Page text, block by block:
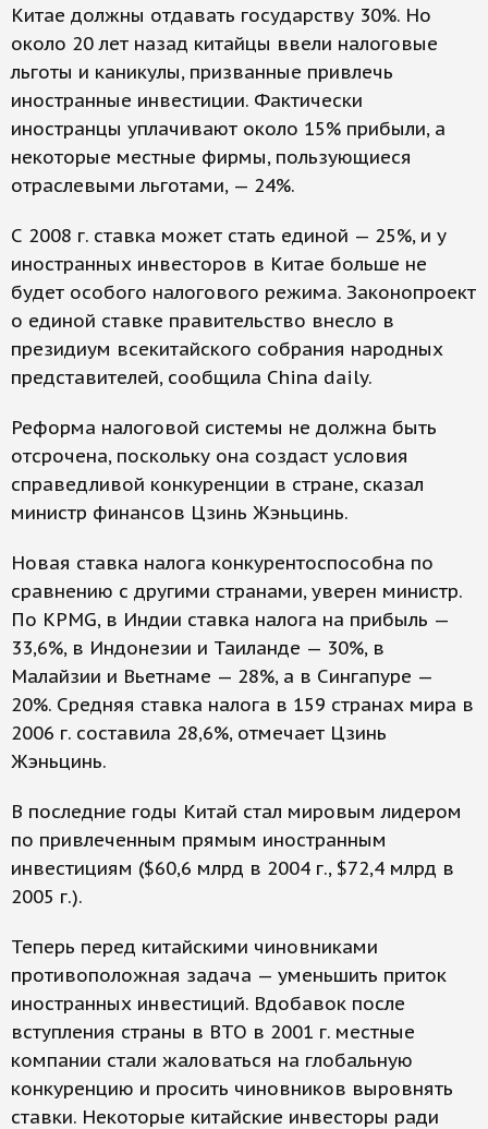
Китае должны отдавать государству 30%. Но
около 20 лет назад китайцы ввели налоговые
льготы и каникулы, призванные привлечь
иностранные инвестиции. Фактически
иностранцы уплачивают около 15% прибыли, а
некоторые местные фирмы, пользующиеся
отраслевыми льготами, — 24%.
С 2008 г. ставка может стать единой — 25%, и у
иностранных инвесторов в Китае больше не
будет особого налогового режима. Законопроект
о единой ставке правительство внесло в
президиум всекитайского собрания народных
представителей, сообщила China daily.
Реформа налоговой системы не должна быть
отсрочена, поскольку она создаст условия
справедливой конкуренции в стране, сказал
министр финансов Цзинь Жэньцинь.
Новая ставка налога конкурентоспособна по
сравнению с другими странами, уверен министр.
По KPMG, в Индии ставка налога на прибыль —
33,6%, в Индонезии и Таиланде — 30%, в
Малайзии и Вьетнаме — 28%, а в Сингапуре —
20%. Средняя ставка налога в 159 странах мира в
2006 г. составила 28,6%, отмечает Цзинь
Жэньцинь.
В последние годы Китай стал мировым лидером
по привлеченным прямым иностранным
инвестициям ($60,6 млрд в 2004 г., $72,4 млрд в
2005 г.).
Теперь перед китайскими чиновниками
противоположная задача — уменьшить приток
иностранных инвестиций. Вдобавок после
вступления страны в ВТО в 2001 г. местные
компании стали жаловаться на глобальную
конкуренцию и просить чиновников выровнять
ставки. Некоторые китайские инвесторы ради